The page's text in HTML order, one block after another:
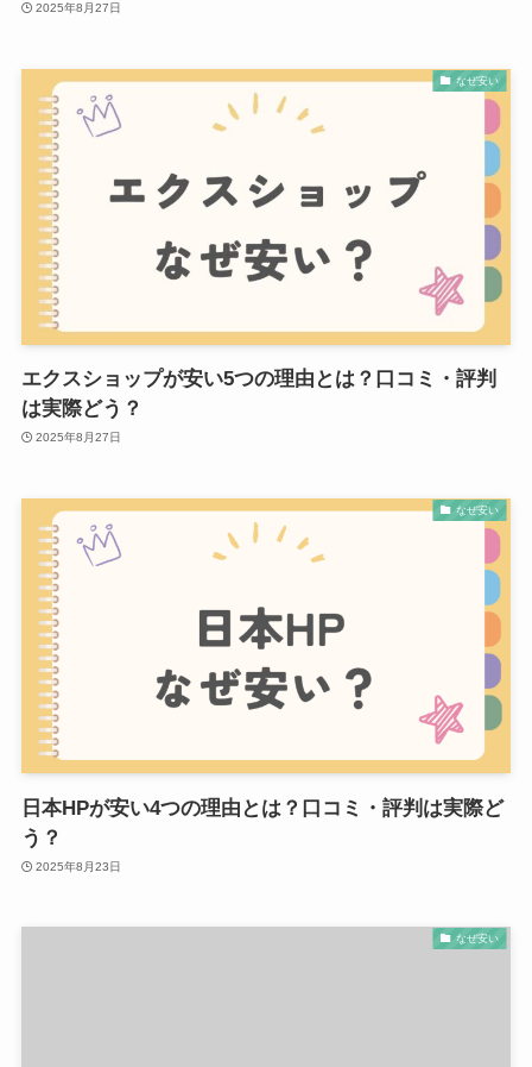
2025年8月27日
なぜ安い
エクスショップが安い5つの理由とは？口コミ・評判
は実際どう？
2025年8月27日
なぜ安い
日本HPが安い4つの理由とは？口コミ・評判は実際ど
う？
2025年8月23日
なぜ安い